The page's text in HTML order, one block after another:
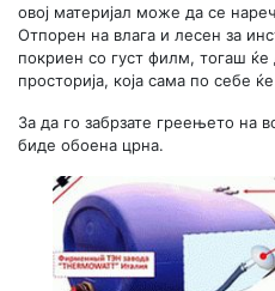
овој материјал може да се
Отпорен на влага и лесен за
покриен со густ филм, тогаш
просторија, која сама по себе
За да го забрзате греењето на
биде обоена црна.